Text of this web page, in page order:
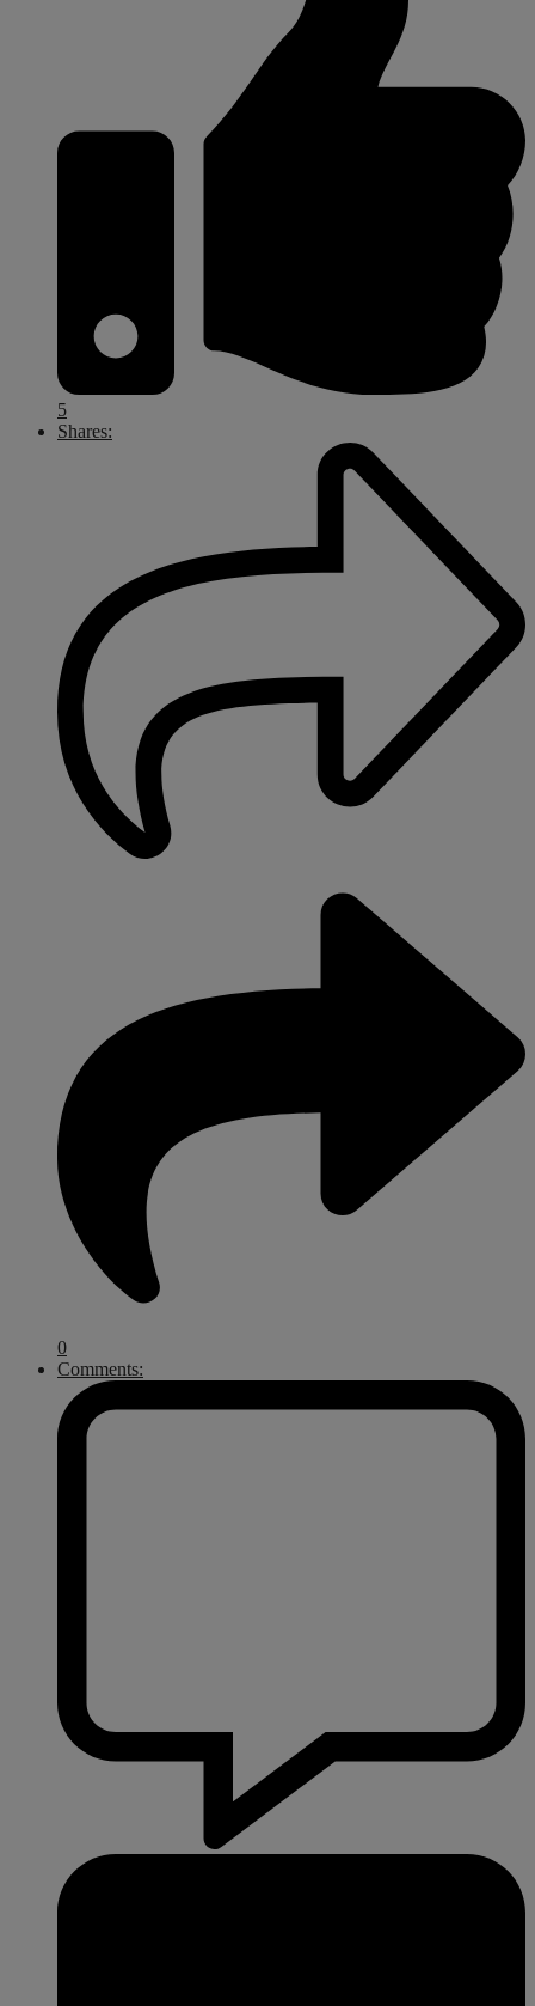
5
Shares:
0
Comments: